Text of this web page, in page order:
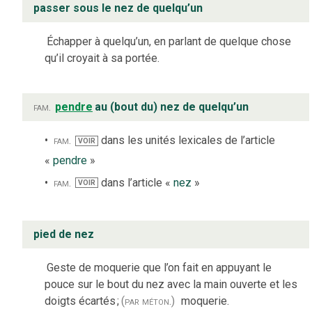
passer sous le nez de quelqu’un
Échapper à quelqu’un, en parlant de quelque chose
qu’il croyait à sa portée.
fam. pendre au (bout du) nez de quelqu’un
fam. VOIR dans les unités lexicales de l’article
« pendre »
fam.
VOIR dans l’article « nez »
pied de nez
Geste de moquerie que l’on fait en appuyant le
pouce sur le bout du nez avec la main ouverte et les
doigts écartés;(par méton.) moquerie.